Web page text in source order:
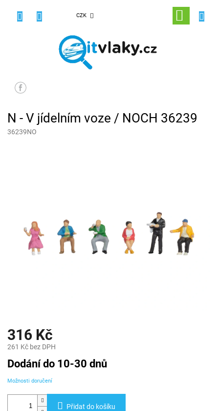
CZK
NÁKUPNÍ
KOŠÍK
N - V jídelním voze / NOCH 36239
36239NO
316 Kč
261 Kč bez DPH
Měrná
cena:
Dodání do 10-30 dnů
Možnosti doručení
Přidat do košíku